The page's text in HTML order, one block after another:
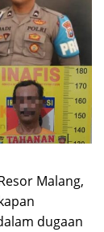
Malang,
dugaan